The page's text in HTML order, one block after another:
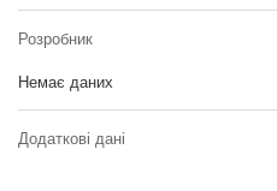
Розробник
Немає даних
Додаткові дані